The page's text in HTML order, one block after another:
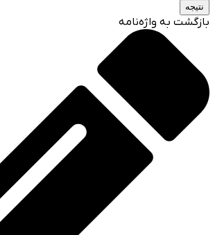
نتیجه
بازگشت به واژه‌نامه